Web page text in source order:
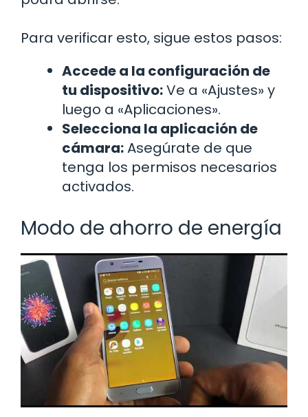
Para verificar esto, sigue estos pasos:
Accede a la configuración de
tu dispositivo:Ve a «Ajustes» y
luego a «Aplicaciones».
Selecciona la aplicación de
cámara:Asegúrate de que
tenga los permisos necesarios
activados.
Modo de ahorro de energía